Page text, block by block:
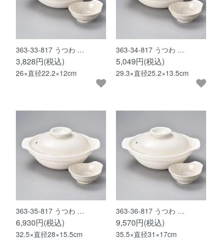
363-33-817 うつわ …
3,828円(税込)
26×直径22.2×12cm
363-34-817 うつわ …
5,049円(税込)
29.3×直径25.2×13.5cm
363-35-817 うつわ …
6,930円(税込)
32.5×直径28×15.5cm
363-36-817 うつわ …
9,570円(税込)
35.5×直径31×17cm